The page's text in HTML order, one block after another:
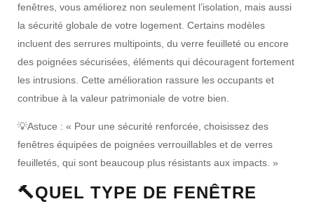
fenêtres , vous améliorez non seulement l’isolation , mais aussi
la sécurité globale de votre logement. Certains modèles
incluent des serrures multipoints , du verre feuilleté ou encore
des poignées sécurisées , éléments qui découragent fortement
les intrusions. Cette amélioration rassure les occupants et
contribue à la valeur patrimoniale de votre bien.
💡Astuce : « Pour une sécurité renforcée , choisissez des
fenêtres équipées de poignées verrouillables et de verres
feuilletés , qui sont beaucoup plus résistants aux impacts . »
🔨QUEL TYPE DE FENÊTRE